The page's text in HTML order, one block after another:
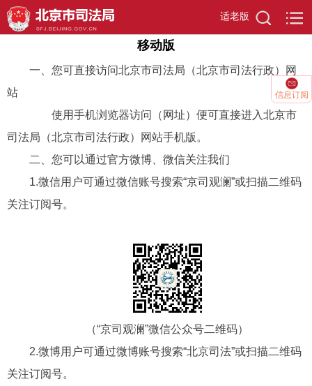
适老版
信息订阅
首页>移动版
移动版
一、您可直接访问北京市司法局 （北京市司法行政）
网
站
使用手机浏览器访问
（网址） 便可直接进入北京市
司法局（北京市司法行政）网站手机版。
二、您可以通过官方微博、微信关注我们
1.微信用户可通过微信账号搜索“京司观澜”或扫描二维码
关注订阅号。
（“京司观澜”微信公众号二维码）
2.微博用户可通过微博账号搜索“北京司法”或扫描二维码
关注订阅号。